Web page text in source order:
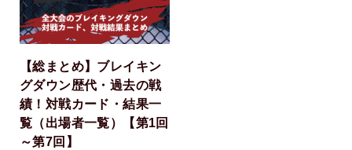
【総まとめ】ブレイキン
グダウン歴代・過去の戦
績！対戦カード・結果一
覧（出場者一覧）【第1回
～第7回】